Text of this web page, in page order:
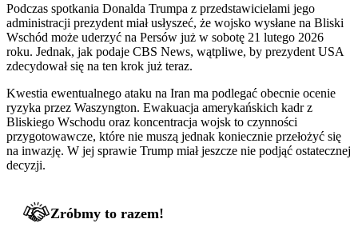
Podczas spotkania Donalda Trumpa z przedstawicielami jego
administracji prezydent miał usłyszeć, że wojsko wysłane na Bliski
Wschód może uderzyć na Persów już w sobotę 21 lutego 2026
roku. Jednak, jak podaje CBS News, wątpliwe, by prezydent USA
zdecydował się na ten krok już teraz.
Kwestia ewentualnego ataku na Iran ma podlegać obecnie ocenie
ryzyka przez Waszyngton. Ewakuacja amerykańskich kadr z
Bliskiego Wschodu oraz koncentracja wojsk to czynności
przygotowawcze, które nie muszą jednak koniecznie przełożyć się
na inwazję. W jej sprawie Trump miał jeszcze nie podjąć ostatecznej
decyzji.
Zróbmy to razem!